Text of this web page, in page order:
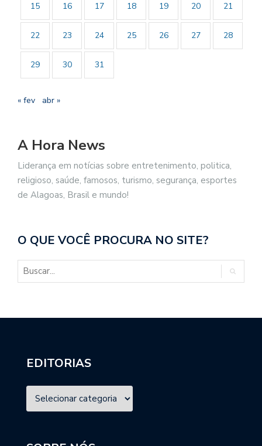
15 16 17 18 19 20 21
22 23 24 25 26 27 28
29 30 31
« fev abr »
A Hora News
Liderança em notícias sobre entretenimento, politica,
religioso, saúde, famosos, turismo, segurança, esportes
de Alagoas, Brasil e mundo!
O QUE VOCÊ PROCURA NO SITE?
EDITORIAS